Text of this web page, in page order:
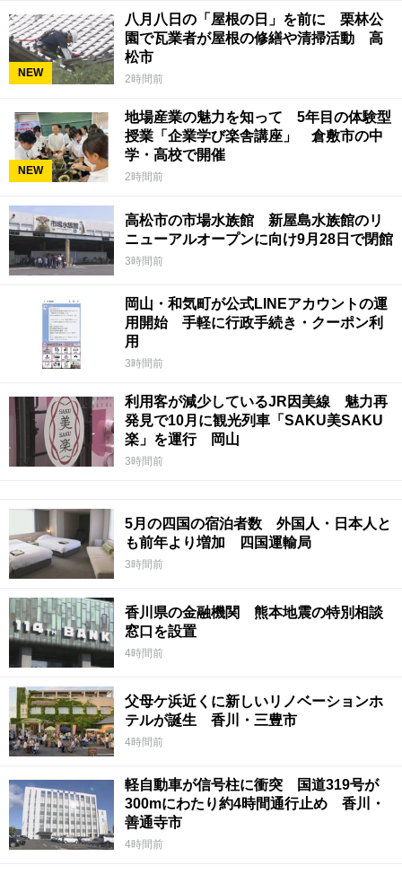
NEW
八月八日の「屋根の日」を前に 栗林公
園で瓦業者が屋根の修繕や清掃活動 高
松市
2時間前
NEW
地場産業の魅力を知って 5年目の体験型
授業「企業学び楽舎講座」 倉敷市の中
学・高校で開催
2時間前
高松市の市場水族館 新屋島水族館のリ
ニューアルオープンに向け9月28日で閉館
3時間前
岡山・和気町が公式LINEアカウントの運
用開始 手軽に行政手続き・クーポン利
用
3時間前
利用客が減少しているJR因美線 魅力再
発見で10月に観光列車「SAKU美SAKU
楽」を運行 岡山
3時間前
5月の四国の宿泊者数 外国人・日本人と
も前年より増加 四国運輸局
3時間前
香川県の金融機関 熊本地震の特別相談
窓口を設置
4時間前
父母ケ浜近くに新しいリノベーションホ
テルが誕生 香川・三豊市
4時間前
軽自動車が信号柱に衝突 国道319号が
300mにわたり約4時間通行止め 香川・
善通寺市
4時間前